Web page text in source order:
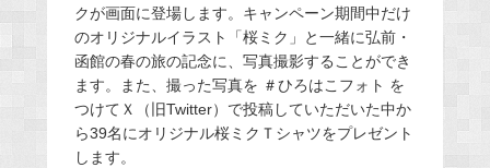
クが画面に登場します。キャンペーン期間中だけ
のオリジナルイラスト「桜ミク」と一緒に弘前・
函館の春の旅の記念に、写真撮影することができ
ます。また、撮った写真を ＃ひろはこフォト を
つけてＸ（旧Twitter）で投稿していただいた中か
ら39名にオリジナル桜ミクＴシャツをプレゼント
します。